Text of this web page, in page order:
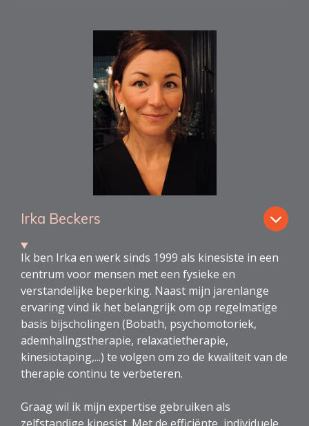
Irka Beckers
Ik ben Irka en werk sinds 1999 als kinesiste in een
centrum voor mensen met een fysieke en
verstandelijke beperking. Naast mijn jarenlange
ervaring vind ik het belangrijk om op regelmatige
basis bijscholingen (Bobath, psychomotoriek,
ademhalingstherapie, relaxatietherapie,
kinesiotaping,...) te volgen om zo de kwaliteit van de
therapie continu te verbeteren.
Graag wil ik mijn expertise gebruiken als